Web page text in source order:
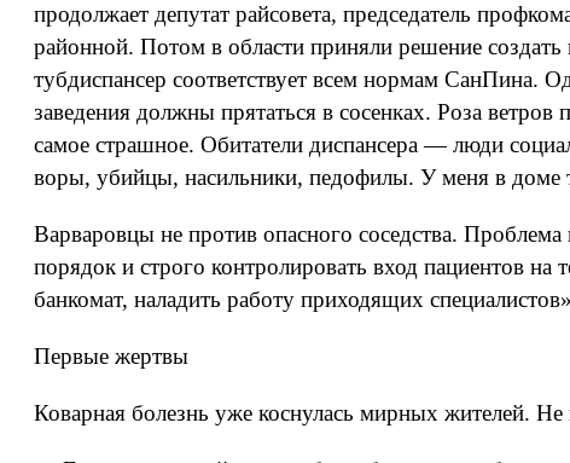
продолжает депутат райсовета, председатель
районной. Потом в области приняли решение
тубдиспансер соответствует всем нормам СанПина.
заведения должны прятаться в сосенках. Роза
самое страшное. Обитатели диспансера — люди
воры, убийцы, насильники, педофилы. У меня в
Варваровцы не против опасного соседства.
порядок и строго контролировать вход пациентов
банкомат, наладить работу приходящих
Первые жертвы
Коварная болезнь уже коснулась мирных жителей.